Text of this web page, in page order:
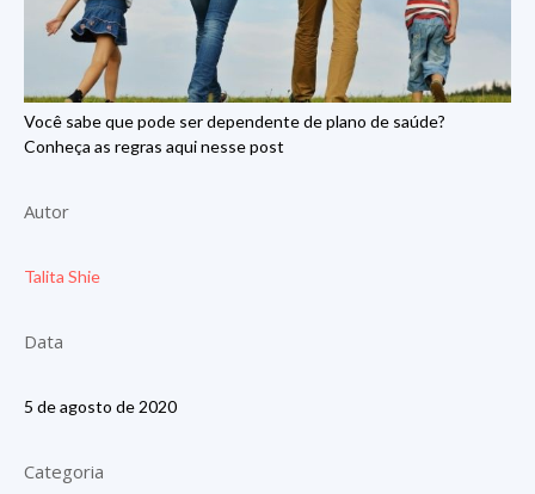
Você sabe que pode ser dependente de plano de saúde?
Conheça as regras aqui nesse post
Autor
Talita Shie
Data
5 de agosto de 2020
Categoria